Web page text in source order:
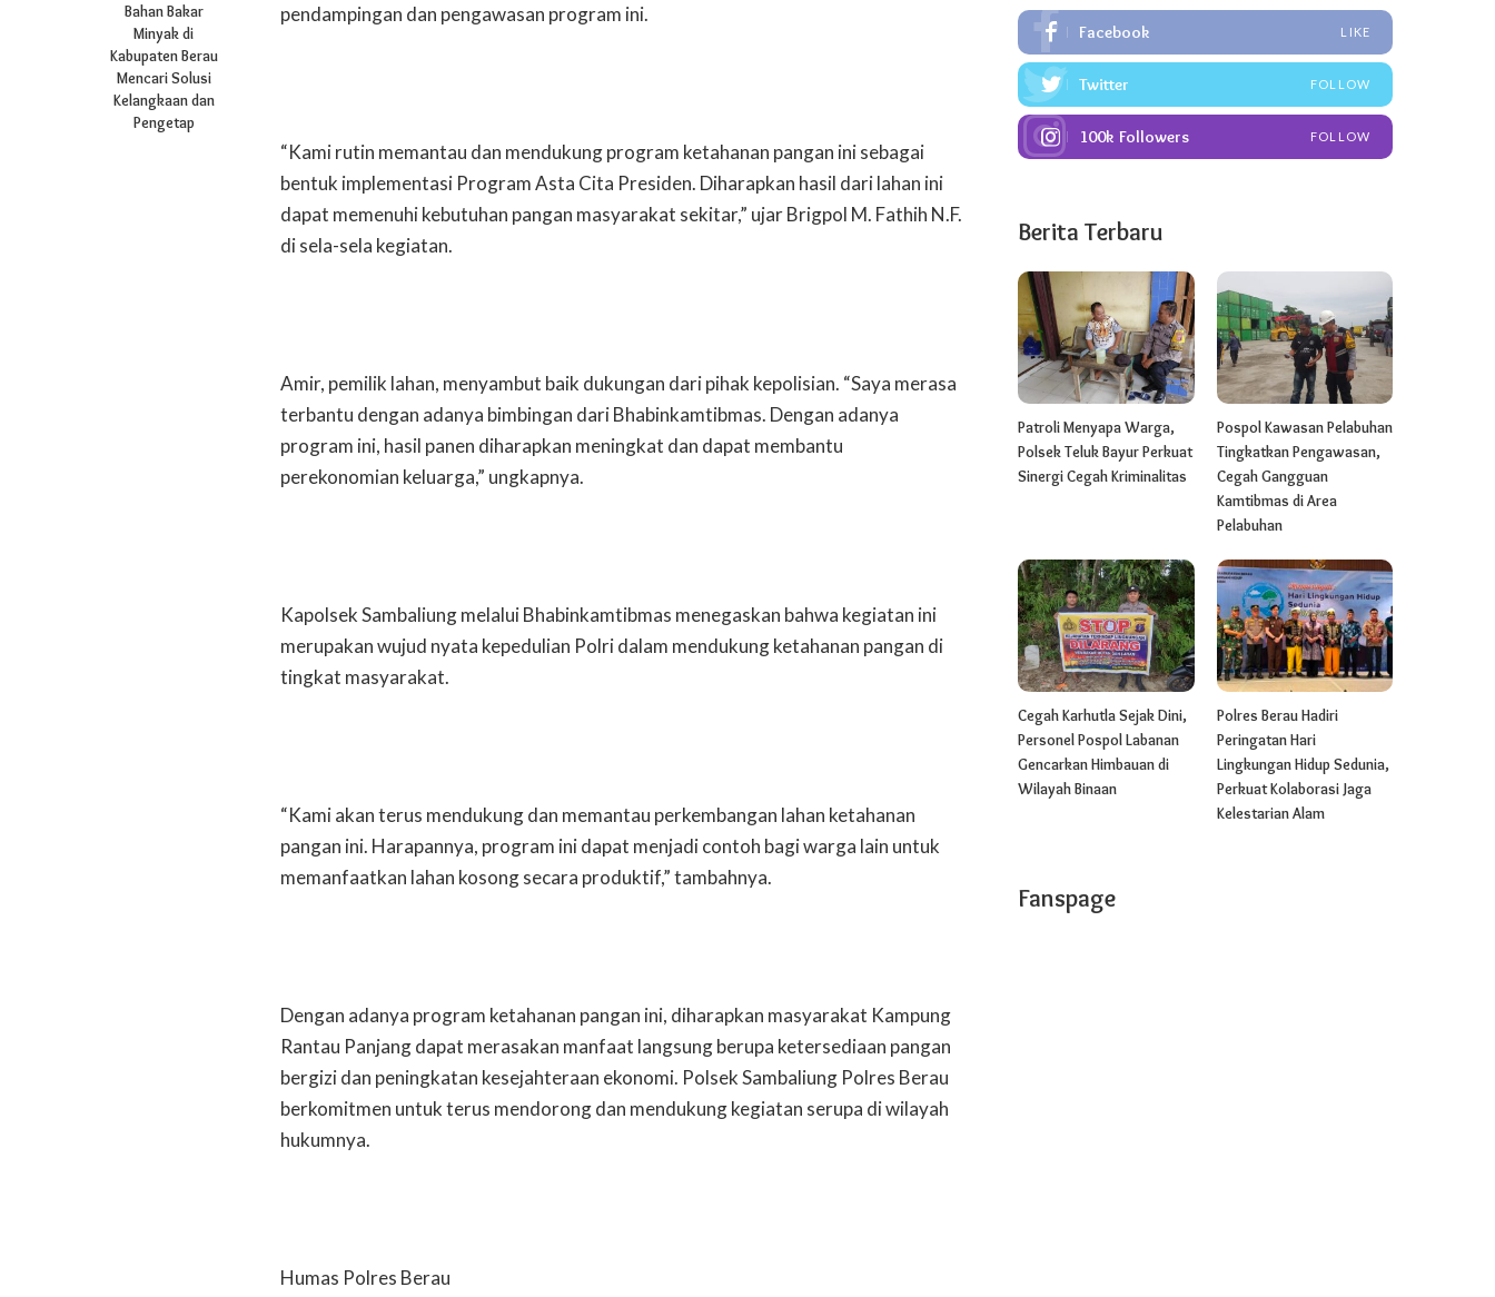
Bahan Bakar
Minyak di
Kabupaten Berau
Mencari Solusi
Kelangkaan dan
Pengetap
pendampingan dan pengawasan program ini.
“Kami rutin memantau dan mendukung program ketahanan pangan ini sebagai
bentuk implementasi Program Asta Cita Presiden. Diharapkan hasil dari lahan ini
dapat memenuhi kebutuhan pangan masyarakat sekitar,” ujar Brigpol M. Fathih N.F.
di sela-sela kegiatan.
Amir, pemilik lahan, menyambut baik dukungan dari pihak kepolisian. “Saya merasa
terbantu dengan adanya bimbingan dari Bhabinkamtibmas. Dengan adanya
program ini, hasil panen diharapkan meningkat dan dapat membantu
perekonomian keluarga,” ungkapnya.
Kapolsek Sambaliung melalui Bhabinkamtibmas menegaskan bahwa kegiatan ini
merupakan wujud nyata kepedulian Polri dalam mendukung ketahanan pangan di
tingkat masyarakat.
“Kami akan terus mendukung dan memantau perkembangan lahan ketahanan
pangan ini. Harapannya, program ini dapat menjadi contoh bagi warga lain untuk
memanfaatkan lahan kosong secara produktif,” tambahnya.
Dengan adanya program ketahanan pangan ini, diharapkan masyarakat Kampung
Rantau Panjang dapat merasakan manfaat langsung berupa ketersediaan pangan
bergizi dan peningkatan kesejahteraan ekonomi. Polsek Sambaliung Polres Berau
berkomitmen untuk terus mendorong dan mendukung kegiatan serupa di wilayah
hukumnya.
Humas Polres Berau
Facebook LIKE
Twitter FOLLOW
100k Followers FOLLOW
Berita Terbaru
Patroli Menyapa Warga,
Polsek Teluk Bayur Perkuat
Sinergi Cegah Kriminalitas
Pospol Kawasan Pelabuhan
Tingkatkan Pengawasan,
Cegah Gangguan
Kamtibmas di Area
Pelabuhan
Cegah Karhutla Sejak Dini,
Personel Pospol Labanan
Gencarkan Himbauan di
Wilayah Binaan
Polres Berau Hadiri
Peringatan Hari
Lingkungan Hidup Sedunia,
Perkuat Kolaborasi Jaga
Kelestarian Alam
Fanspage